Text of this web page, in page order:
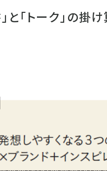
と「トーク」の